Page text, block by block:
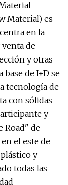
Material) es
en la
de
y otras
base de I+D se
tecnología de
con sólidas
y
Road" de
el este de
y
todas las